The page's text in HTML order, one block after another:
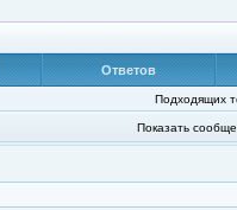
Ответов
Подходящих
Показать